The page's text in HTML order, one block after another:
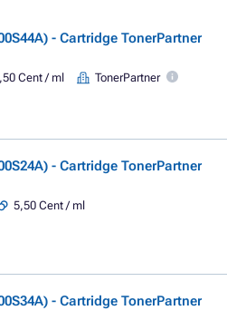
- Cartridge TonerPartner
Cent / ml TonerPartner
- Cartridge TonerPartner
5,50 Cent / ml
- Cartridge TonerPartner